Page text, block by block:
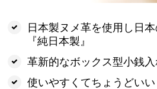
日本製ヌメ革を使用し日
『純日本製』
革新的なボックス型小銭
使いやすくてちょうどい